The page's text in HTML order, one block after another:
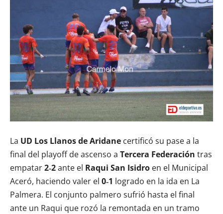
La UD Los Llanos de Aridane certificó su pase a la
final del playoff de ascenso a Tercera Federación tras
empatar2‑2ante el Raqui San Isidro en el Municipal
Aceró, haciendo valer el 0‑1 logrado en la ida en La
Palmera. El conjunto palmero sufrió hasta el final
ante un Raqui que rozó la remontada en un tramo